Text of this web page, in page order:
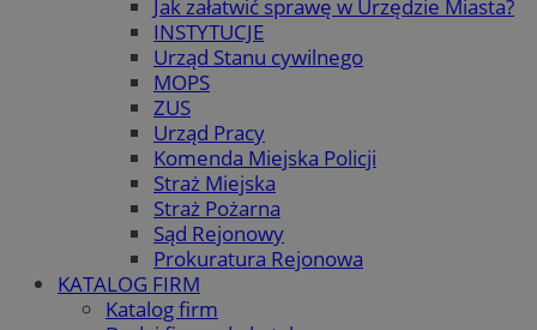
Jak załatwić sprawę w Urzędzie Miasta?
INSTYTUCJE
Urząd Stanu cywilnego
MOPS
ZUS
Urząd Pracy
Komenda Miejska Policji
Straż Miejska
Straż Pożarna
Sąd Rejonowy
Prokuratura Rejonowa
KATALOG FIRM
Katalog firm